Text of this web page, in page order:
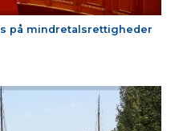
på mindretalsrettigheder